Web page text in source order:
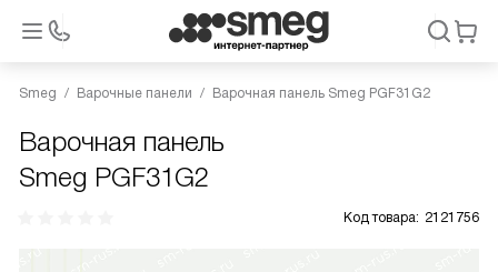
Smeg Варочные панели Варочная панель Smeg PGF31G2
Варочная панель
Smeg PGF31G2
Код товара: 2121756